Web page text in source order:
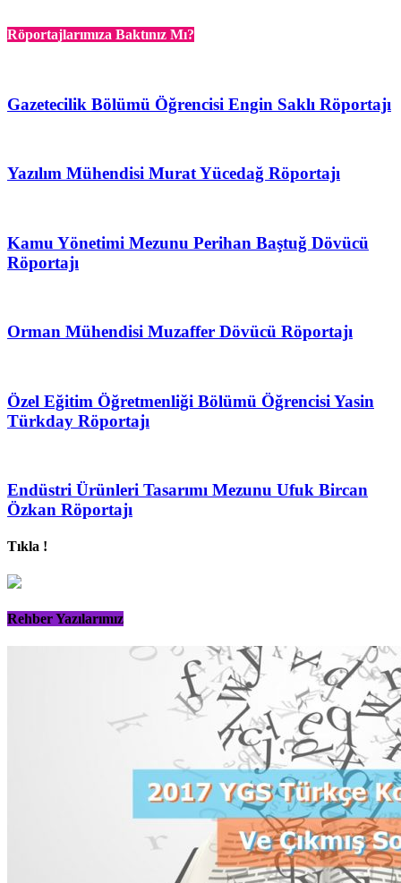
Röportajlarımıza Baktınız Mı?
Gazetecilik Bölümü Öğrencisi Engin Saklı Röportajı
Yazılım Mühendisi Murat Yücedağ Röportajı
Kamu Yönetimi Mezunu Perihan Baştuğ Dövücü
Röportajı
Orman Mühendisi Muzaffer Dövücü Röportajı
Özel Eğitim Öğretmenliği Bölümü Öğrencisi Yasin
Türkday Röportajı
Endüstri Ürünleri Tasarımı Mezunu Ufuk Bircan
Özkan Röportajı
Tıkla !
Rehber Yazılarımız